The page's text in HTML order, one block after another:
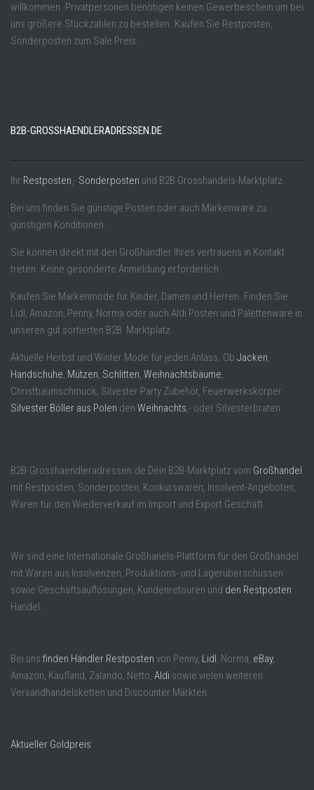
willkommen. Privatpersonen benötigen keinen Gewerbeschein um bei
uns größere Stückzahlen zu bestellen. Kaufen Sie Restposten,
Sonderposten zum Sale Preis.
B2B-GROSSHAENDLERADRESSEN.DE
Ihr Restposten,- Sonderposten und B2B Grosshandels-Marktplatz.
Bei uns finden Sie günstige Posten oder auch Markenware zu
günstigen Konditionen.
Sie können direkt mit den Großhändler Ihres vertrauens in Kontakt
treten. Keine gesonderte Anmeldung erforderlich.
Kaufen Sie Markenmode für Kinder, Damen und Herren. Finden Sie
Lidl, Amazon, Penny, Norma oder auch Aldi Posten und Palettenware in
unseren gut sortierten B2B Marktplatz.
Aktuelle Herbst und Winter Mode für jeden Anlass. Ob Jacken,
Handschuhe, Mützen, Schlitten, Weihnachtsbäume,
Christbaumschmuck, Silvester Party Zubehör, Feuerwerkskörper
Silvester Böller aus Polen den Weihnachts,- oder Silvesterbraten.
B2B-Grosshaendleradressen.de Dein B2B-Marktplatz vom Großhandel
mit Restposten, Sonderposten, Konkurswaren, Insolvent-Angeboten,
Waren für den Wiederverkauf im Import und Export Geschäft.
Wir sind eine Internationale Großhanels-Plattform für den Großhandel
mit Waren aus Insolvenzen, Produktions- und Lagerüberschüssen
sowie Geschäftsauflösungen, Kundenretouren und den Restposten
Handel.
Bei uns finden Händler Restposten von Penny, Lidl , Norma, eBay,
Amazon, Kaufland, Zalando, Netto, Aldi sowie vielen weiteren
Versandhandelsketten und Discounter Märkten.
Aktueller Goldpreis